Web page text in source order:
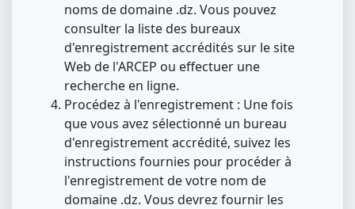
noms de domaine .dz. Vous pouvez
consulter la liste des bureaux
d'enregistrement accrédités sur le site
Web de l'ARCEP ou effectuer une
recherche en ligne.
Procédez à l'enregistrement : Une fois
que vous avez sélectionné un bureau
d'enregistrement accrédité, suivez les
instructions fournies pour procéder à
l'enregistrement de votre nom de
domaine .dz. Vous devrez fournir les